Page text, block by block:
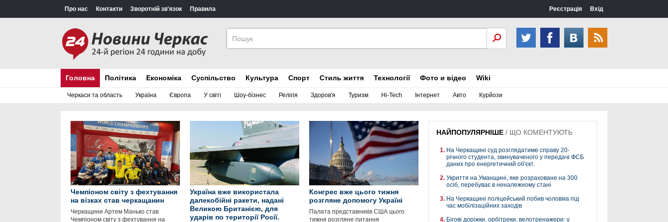
Про нас Контакти Зворотній зв'язок Правила Реєстрація Вхід
Головна
Черкаси та область Україна Європа У світі Шоу-бізнес Релігія Здоров'я Туризм Hi-Tech Інтернет Авто Курйози
Політика Економіка Суспільство Культура Спорт Стиль життя Технології Фото и відео Wiki
Чемпіоном світу з фехтування
на візках став черкащанин
Черкащини Артем Манько став
Чемпіоном світу з фехтування на
Україна вже використала
далекобійні ракети, надані
Великою Британією, для
ударів по території Росії.
Конгрес вже цього тижня
розгляне допомогу Україні
Палата представників США цього
тижня розгляне питання
НАЙПОПУЛЯРНІШЕ / ЩО КОМЕНТУЮТЬ
На Черкащині суд розглядатиме справу 20-
річного студента, звинуваченого у передачі ФСБ
даних про енергетичний об'єкт.
Укриття на Уманщині, яке розраховане на 300
осіб, перебуває в неналежному стані
На Черкащині поліцейський побив чоловіка під
час мобілізаційних заходів
Бігові доріжки, орбітреки, велотренажери: у